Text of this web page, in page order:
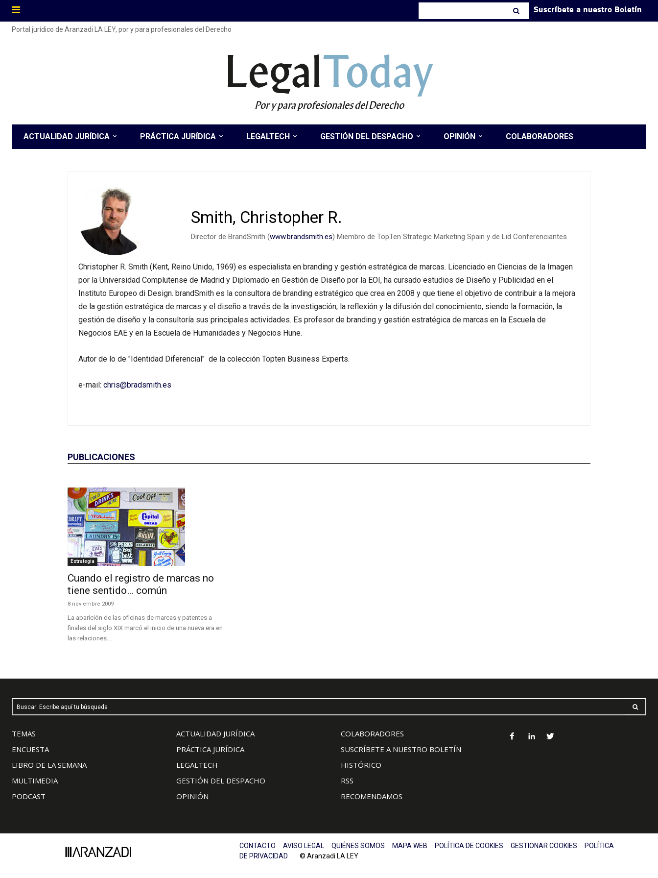
Suscríbete a nuestro Boletín
Portal jurídico de Aranzadi LA LEY, por y para profesionales del Derecho
LegalToday
Por y para profesionales del Derecho
ACTUALIDAD JURÍDICA PRÁCTICA JURÍDICA LEGALTECH GESTIÓN DEL DESPACHO OPINIÓN COLABORADORES
Smith, Christopher R.
Director de BrandSmith (www.brandsmith.es) Miembro de TopTen Strategic Marketing Spain y de Lid Conferenciantes
Christopher R. Smith (Kent, Reino Unido, 1969) es especialista en branding y gestión estratégica de marcas. Licenciado en Ciencias de la Imagen
por la Universidad Complutense de Madrid y Diplomado en Gestión de Diseño por la EOI, ha cursado estudios de Diseño y Publicidad en el
Instituto Europeo di Design. brandSmith es la consultora de branding estratégico que crea en 2008 y que tiene el objetivo de contribuir a la mejora
de la gestión estratégica de marcas y el diseño a través de la investigación, la reflexión y la difusión del conocimiento, siendo la formación, la
gestión de diseño y la consultoría sus principales actividades. Es profesor de branding y gestión estratégica de marcas en la Escuela de
Negocios EAE y en la Escuela de Humanidades y Negocios Hune.
Autor de lo de "Identidad Diferencial" de la colección Topten Business Experts.
e-mail: chris@bradsmith.es
PUBLICACIONES
Estrategia
Cuando el registro de marcas no
tiene sentido… común
8 noviembre 2009
La aparición de las oficinas de marcas y patentes a
finales del siglo XIX marcó el inicio de una nueva era en
las relaciones...
Buscar: Escribe aquí tu búsqueda
TEMAS
ENCUESTA
LIBRO DE LA SEMANA
MULTIMEDIA
PODCAST
ACTUALIDAD JURÍDICA
PRÁCTICA JURÍDICA
LEGALTECH
GESTIÓN DEL DESPACHO
OPINIÓN
COLABORADORES
SUSCRÍBETE A NUESTRO BOLETÍN
HISTÓRICO
RSS
RECOMENDAMOS
CONTACTO AVISO LEGAL QUIÉNES SOMOS MAPA WEB POLÍTICA DE COOKIES GESTIONAR COOKIES
POLÍTICA
DE PRIVACIDAD © Aranzadi LA LEY